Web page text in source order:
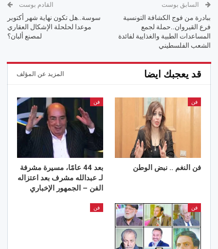
السابق بوست
ببادرة من فوج الكشافة التونسية
فرع القيروان..حملة لجمع
المساعدات الطبية والغذايية لفائدة
الشعب الفلسطيني
القادم بوست
سوسة..هل تكون نهاية شهر أكتوبر
موعدا لحلحلة الإشكال العقاري
لمصنع ألبان؟
قد يعجبك ايضا المزيد عن المؤلف
فن
فن النغم .. نبض الوطن
فن
بعد 44 عامًا، مسيرة مشرفة
لـ عبدالله مشرف بعد اعتزاله
الفن – الجمهور الإخباري
فن فن